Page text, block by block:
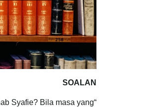
SOALAN
Syafie? Bila masa yang